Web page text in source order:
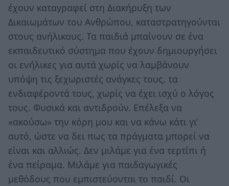
έχουν καταγραφεί στη Διακήρυξη των
Δικαιωμάτων του Ανθρώπου, καταστρατηγούνται
στους ανήλικους. Τα παιδιά μπαίνουν σε ένα
εκπαιδευτικό σύστημα που έχουν δημιουργήσει
οι ενήλικες για αυτά χωρίς να λαμβάνουν
υπόψη τις ξεχωριστές ανάγκες τους, τα
ενδιαφέροντά τους, χωρίς να έχει ισχύ ο λόγος
τους. Φυσικά και αντιδρούν. Επέλεξα να
«ακούσω» την κόρη μου και να κάνω κάτι γι’
αυτό, ώστε να δει πως τα πράγματα μπορεί να
είναι και αλλιώς. Δεν μιλάμε για ένα τερτίπι ή
ένα πείραμα. Μιλάμε για παιδαγωγικές
μεθόδους που εμπιστεύονται το παιδί. Οι